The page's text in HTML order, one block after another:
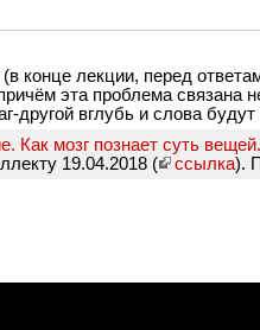
(в конце лекции, перед
эта проблема связана
другой вглубь и слова будут
Как мозг познает суть вещей.
19.04.2018 (
ссылка).